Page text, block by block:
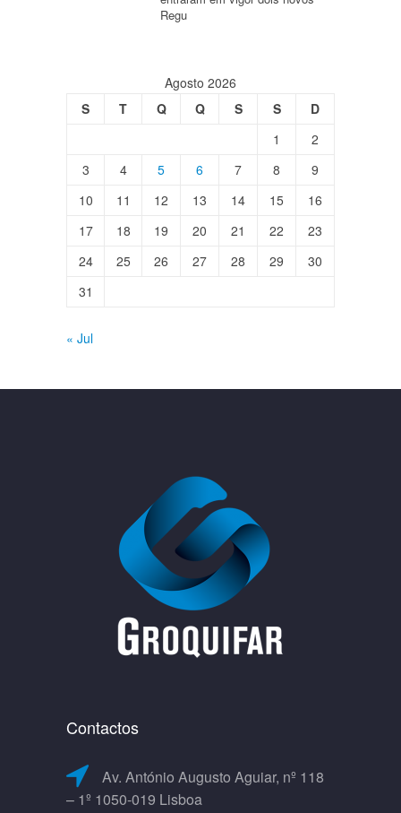
Regu
Agosto 2026
S
T Q Q S S
D
1
2
3
4 5 6 7 8
9
10
11 12 13 14 15
16
17
18 19 20 21 22
23
24
25 26 27 28 29
30
31
« Jul
Contactos
Av. António Augusto Aguiar, nº 118
– 1º 1050-019 Lisboa